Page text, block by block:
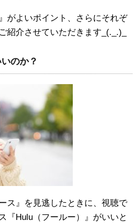
がよいポイント、さらにそれぞ
紹介させていただきます_(._.)_
のか？
ス』を見逃したときに、視聴で
『Hulu（フールー）』がいいと